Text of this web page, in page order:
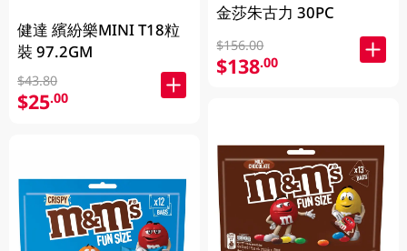
健達 繽紛樂MINI T18粒
裝 97.2GM
$43.80
$25.00
金莎朱古力 30PC
$156.00
$138.00